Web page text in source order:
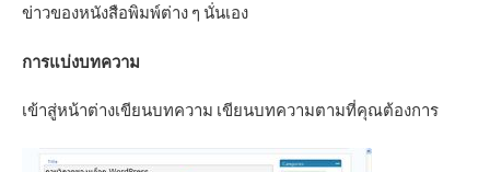
ข่าวของหนังสือพิมพ์ต่าง ๆ นั่นเอง
การแบ่งบทความ
เข้าสู่หน้าต่างเขียนบทความ เขียนบทความตามที่คุณต้องการ